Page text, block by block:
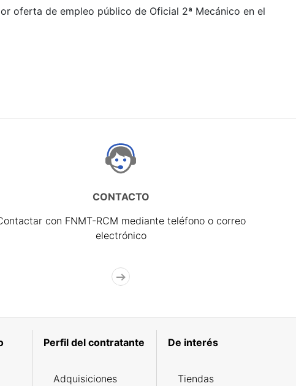
oferta de empleo público de Oficial 2ª Mecánico en el
CONTACTO
con FNMT-RCM mediante teléfono o correo
electrónico
Perfil del contratante
Adquisiciones
De interés
Tiendas